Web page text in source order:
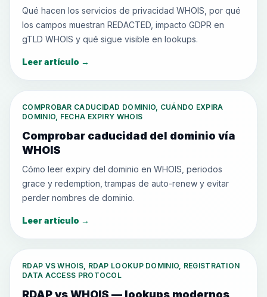
Qué hacen los servicios de privacidad WHOIS, por qué
los campos muestran REDACTED, impacto GDPR en
gTLD WHOIS y qué sigue visible en lookups.
Leer artículo →
COMPROBAR CADUCIDAD DOMINIO, CUÁNDO EXPIRA
DOMINIO, FECHA EXPIRY WHOIS
Comprobar caducidad del dominio vía
WHOIS
Cómo leer expiry del dominio en WHOIS, periodos
grace y redemption, trampas de auto-renew y evitar
perder nombres de dominio.
Leer artículo →
RDAP VS WHOIS, RDAP LOOKUP DOMINIO, REGISTRATION
DATA ACCESS PROTOCOL
RDAP vs WHOIS — lookups modernos